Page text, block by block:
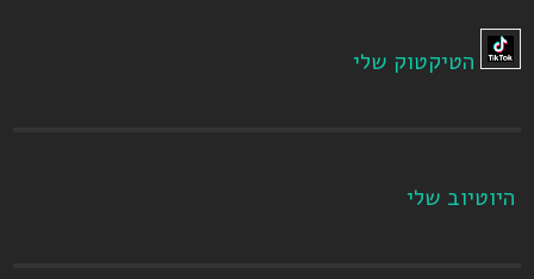
הטיקטוק שלי
היוטיוב שלי